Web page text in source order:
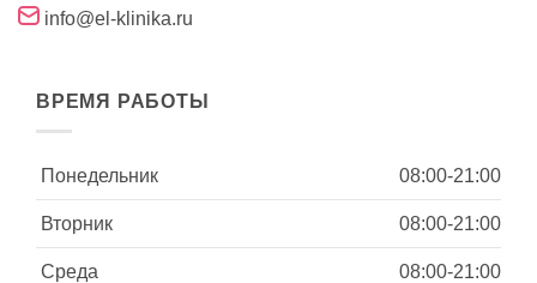
info@el-klinika.ru
ВРЕМЯ РАБОТЫ
Понедельник 08:00-21:00
Вторник 08:00-21:00
Среда 08:00-21:00